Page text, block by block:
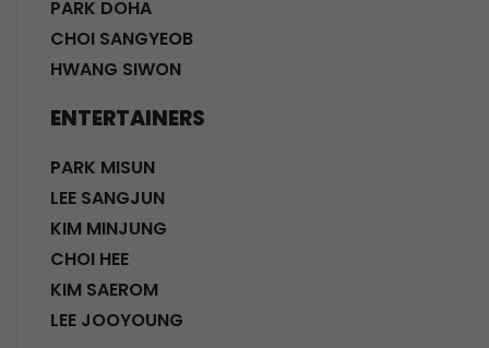
PARK DOHA
CHOI SANGYEOB
HWANG SIWON
ENTERTAINERS
PARK MISUN
LEE SANGJUN
KIM MINJUNG
CHOI HEE
KIM SAEROM
LEE JOOYOUNG